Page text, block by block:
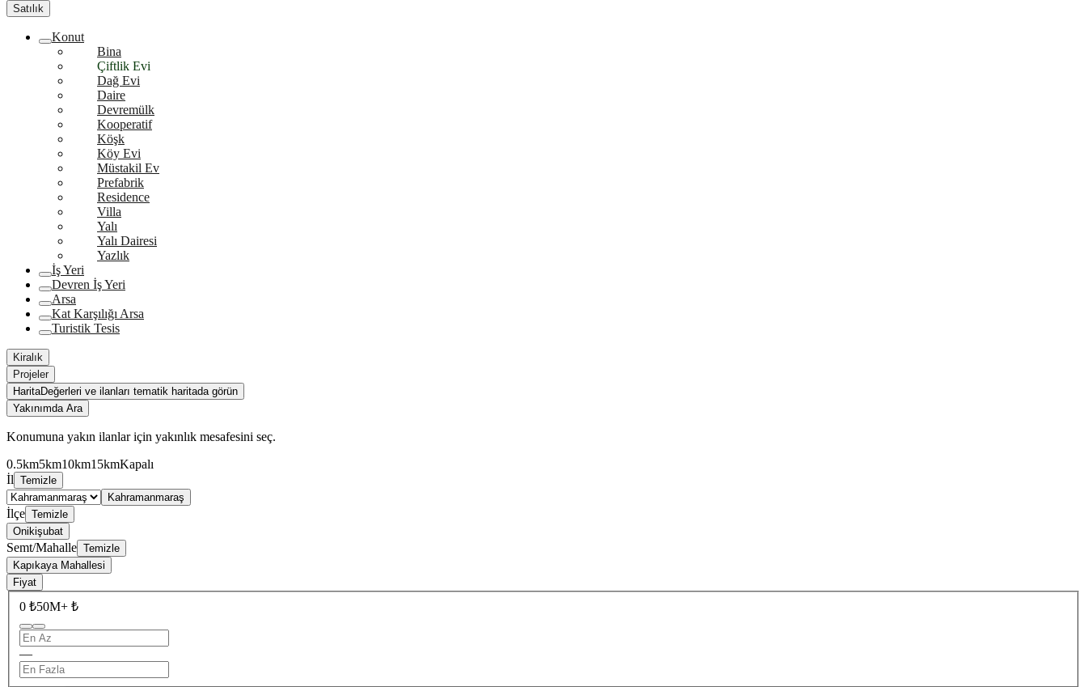
Satılık
Konut
Bina
Çiftlik Evi
Dağ Evi
Daire
Devremülk
Kooperatif
Köşk
Köy Evi
Müstakil Ev
Prefabrik
Residence
Villa
Yalı
Yalı Dairesi
Yazlık
İş Yeri
Devren İş Yeri
Arsa
Kat Karşılığı Arsa
Turistik Tesis
Kiralık
Projeler
HaritaDeğerleri ve ilanları tematik haritada görün
Yakınımda Ara
Konumuna yakın ilanlar için yakınlık mesafesini seç.
0.5km5km10km15kmKapalı
İl Temizle
Kahramanmaraş
İlçe Temizle
Onikişubat
Semt/Mahalle Temizle
Kapıkaya Mahallesi
Fiyat
0 ₺50M+ ₺
—